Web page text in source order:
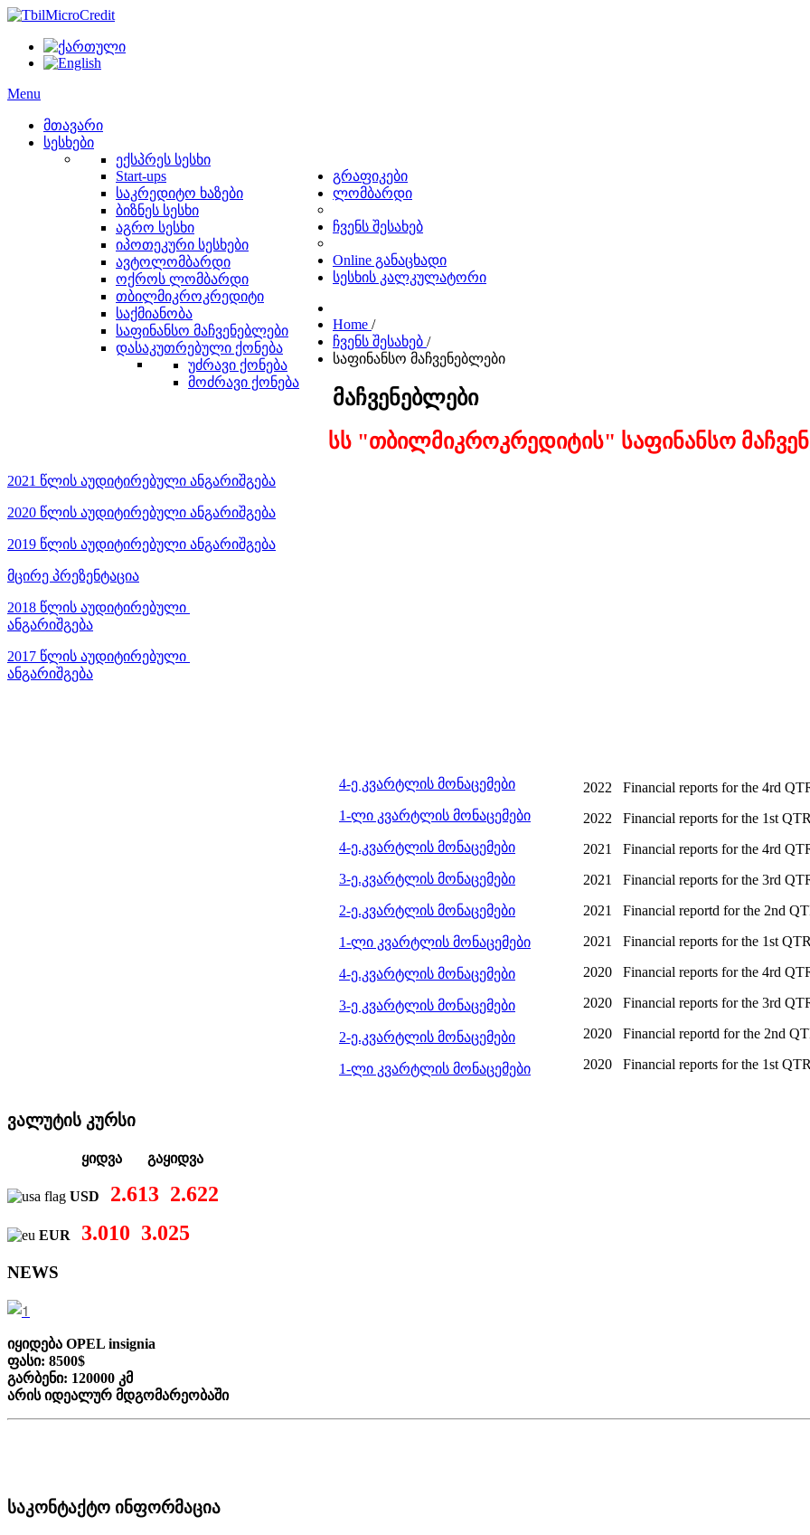
Menu
მთავარი
სესხები
ექსპრეს სესხი
Start-ups
საკრედიტო ხაზები
ბიზნეს სესხი
აგრო სესხი
იპოთეკური სესხები
გრაფიკები
ლომბარდი
ავტოლომბარდი
ოქროს ლომბარდი
ჩვენს შესახებ
თბილმიკროკრედიტი
საქმიანობა
საფინანსო მაჩვენებლები
დასაკუთრებული ქონება
უძრავი ქონება
მოძრავი ქონება
Online განაცხადი
სესხის კალკულატორი
Home /
ჩვენს შესახებ /
საფინანსო მაჩვენებლები
მაჩვენებლები
სს "თბილმიკროკრედიტის" საფინანსო
2021 წლის აუდიტირებული ანგარიშგება
2020 წლის აუდიტირებული ანგარიშგება
2019 წლის აუდიტირებული ანგარიშგება
მცირე პრეზენტაცია
2018 წლის აუდიტირებული
ანგარიშგება
2017 წლის აუდიტირებული
ანგარიშგება
4-ე კვარტლის მონაცემები
1-ლი კვარტლის მონაცემები
4-ე.კვარტლის მონაცემები
3-ე.კვარტლის მონაცემები
2-ე.კვარტლის მონაცემები
1-ლი კვარტლის მონაცემები
4-ე.კვარტლის მონაცემები
3-ე კვარტლის მონაცემები
2-ე.კვარტლის მონაცემები
1-ლი კვარტლის მონაცემები
2022
2022
2021
2021
2021
2021
2020
2020
2020
2020
Financial reports for the 4rd
Financial reports for the 1st QTR
Financial reports for the 4rd
Financial reports for the 3rd
Financial reportd for the 2nd
Financial reports for the 1st QTR
Financial reports for the 4rd
Financial reports for the 3rd
Financial reportd for the 2nd
Financial reports for the 1st QTR
ვალუტის კურსი
ყიდვა გაყიდვა
USD 2.613 2.622
EUR 3.010 3.025
NEWS
იყიდება OPEL insignia
ფასი: 8500$
გარბენი: 120000 კმ
არის იდეალურ მდგომარეობაში
საკონტაქტო ინფორმაცია